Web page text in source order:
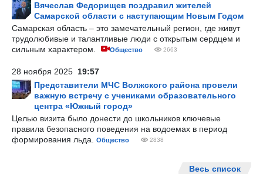
Вячеслав Федорищев поздравил жителей
Самарской области с наступающим Новым Годом
Самарская область – это замечательный регион, где живут
трудолюбивые и талантливые люди с открытым сердцем и
сильным характером.
Общество 2663
28 ноября 2025 19:57
Представители МЧС Волжского района провели
важную встречу с учениками образовательного
центра «Южный город»
Целью визита было донести до школьников ключевые
правила безопасного поведения на водоемах в период
формирования льда.
Общество 2838
Весь список